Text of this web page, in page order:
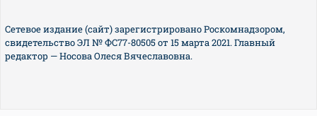
Сетевое издание (сайт) зарегистрировано Роскомнадзором,
свидетельство ЭЛ № ФС77-80505 от 15 марта 2021. Главный
редактор — Носова Олеся Вячеславовна.